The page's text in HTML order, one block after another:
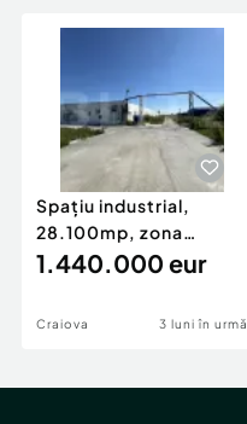
Spațiu industrial,
28.100mp, zona
Bucovăț
1.440.000 eur
Craiova 3 luni în urmă